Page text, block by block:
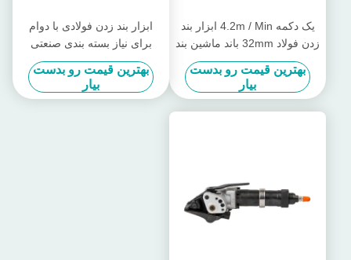
یک دکمه 4.2m / Min ابزار بند
زدن فولاد 32mm باند ماشین بند
زدن فولاد پنوماتیک
بهترین قیمت رو بدست
بیار
ابزار بند زدن فولادی با دوام
برای نیاز بسته بندی صنعتی
بهترین قیمت رو بدست
بیار